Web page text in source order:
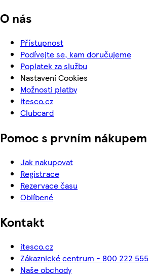
O nás
Přístupnost
Podívejte se, kam doručujeme
Poplatek za službu
Nastavení Cookies
Možnosti platby
itesco.cz
Clubcard
Pomoc s prvním nákupem
Jak nakupovat
Registrace
Rezervace času
Oblíbené
Kontakt
itesco.cz
Zákaznické centrum - 800 222 555
Naše obchody